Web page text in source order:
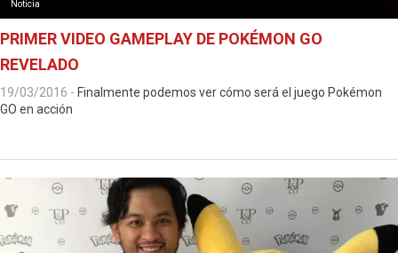
Noticia
PRIMER VIDEO GAMEPLAY DE POKÉMON GO
REVELADO
19/03/2016 - Finalmente podemos ver cómo será el juego Pokémon
GO en acción